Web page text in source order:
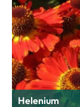
Helenium